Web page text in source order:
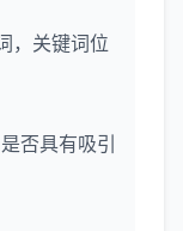
，关键词位
否具有吸引